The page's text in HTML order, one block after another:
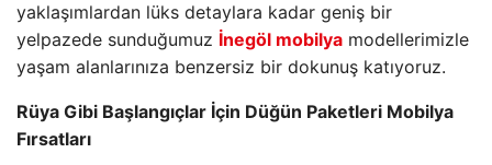
yaklaşımlardan lüks detaylara kadar geniş bir
yelpazede sunduğumuz İnegöl mobilya modellerimizle
yaşam alanlarınıza benzersiz bir dokunuş katıyoruz.
Rüya Gibi Başlangıçlar İçin Düğün Paketleri Mobilya
Fırsatları